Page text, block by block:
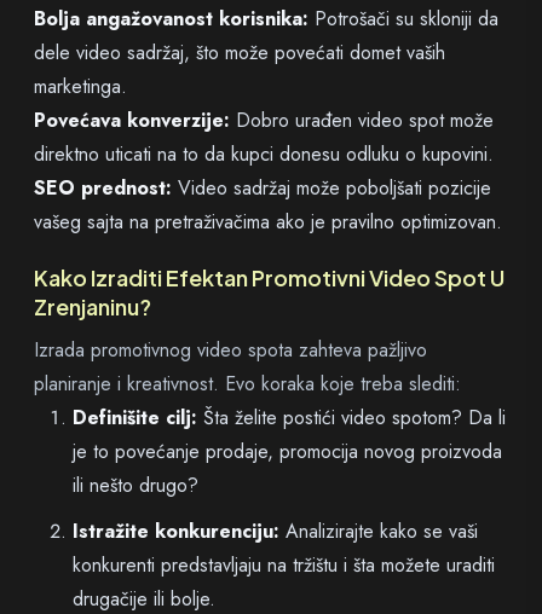
Bolja angažovanost korisnika: Potrošači su skloniji da
dele video sadržaj, što može povećati domet vaših
marketinga.
Povećava konverzije: Dobro urađen video spot može
direktno uticati na to da kupci donesu odluku o kupovini.
SEO prednost: Video sadržaj može poboljšati pozicije
vašeg sajta na pretraživačima ako je pravilno optimizovan.
Kako Izraditi Efektan Promotivni Video Spot U
Zrenjaninu?
Izrada promotivnog video spota zahteva pažljivo
planiranje i kreativnost. Evo koraka koje treba slediti:
Definišite cilj: Šta želite postići video spotom? Da li
je to povećanje prodaje, promocija novog proizvoda
ili nešto drugo?
Istražite konkurenciju: Analizirajte kako se vaši
konkurenti predstavljaju na tržištu i šta možete uraditi
drugačije ili bolje.